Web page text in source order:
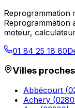
Reprogrammation
Reprogrammation
moteur,
01 84 25 18 80
Villes
Abbécourt (
Achery (